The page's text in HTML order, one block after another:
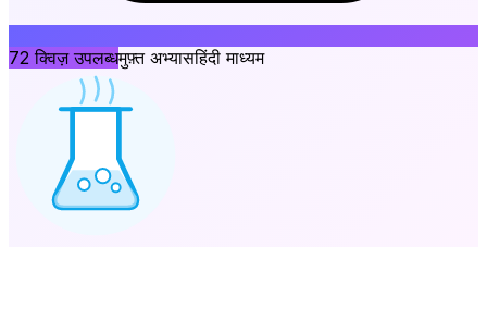
72 क्विज़ उपलब्धमुफ़्त अभ्यासहिंदी माध्यम